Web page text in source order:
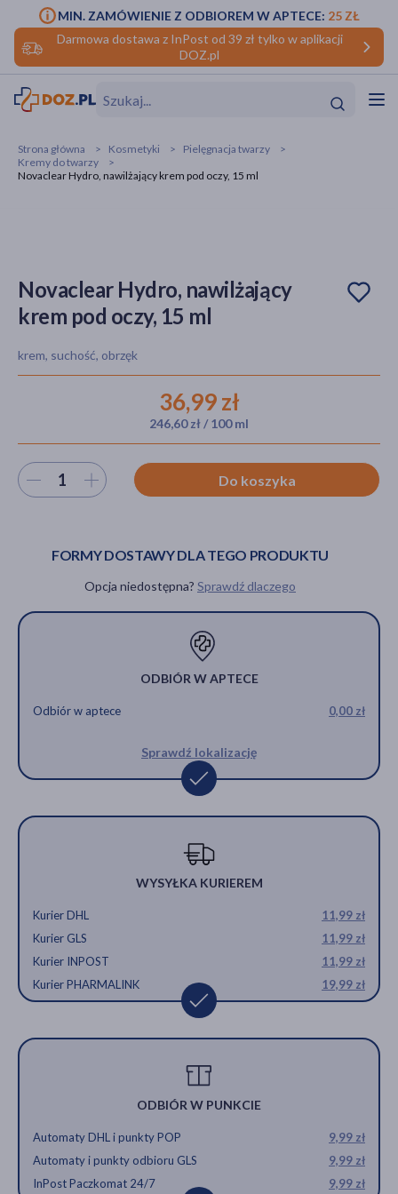
Darmowa dostawa z InPost od 39 zł tylko w aplikacji
DOZ.pl
MIN. ZAMÓWIENIE Z ODBIOREM W APTECE: 25 ZŁ
Hit
Strona główna Kosmetyki
Pielęgnacja twarzy
Kremy do twarzy
Novaclear Hydro, nawilżający krem pod oczy, 15 ml
Novaclear Hydro, nawilżający
krem pod oczy, 15 ml
krem, suchość, obrzęk
36,99 zł
246,60 zł / 100 ml
Wybierz ilość Do koszyka
FORMY DOSTAWY DLA TEGO PRODUKTU
Opcja niedostępna? Sprawdź dlaczego
ODBIÓR W APTECE
Odbiór w aptece 0,00 zł
Sprawdź lokalizację
WYSYŁKA KURIEREM
Kurier DHL
11,99 zł
Kurier GLS
11,99 zł
Kurier INPOST
11,99 zł
Kurier PHARMALINK
19,99 zł
ODBIÓR W PUNKCIE
Automaty DHL i punkty POP
9,99 zł
Automaty i punkty odbioru GLS
9,99 zł
InPost Paczkomat 24/7
9,99 zł